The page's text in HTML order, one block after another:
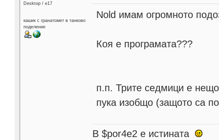
Desktop / е17
кашик с гранатомет в танково
поделение
Nold имам огромното
Коя е програмата???
п.п. Трите седмици е
пука изобщо (защото са
В $por4e2 e истината